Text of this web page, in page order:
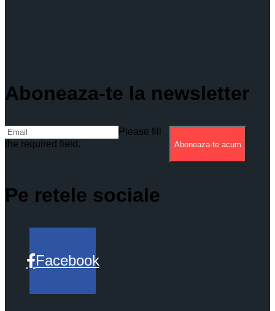
Aboneaza-te la newsletter
Please fill
the required field.
Aboneaza-te acum
Pe retele sociale
Facebook